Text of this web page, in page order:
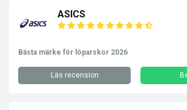
ASICS
Bästa märke för löparskor 2026
Läs recension